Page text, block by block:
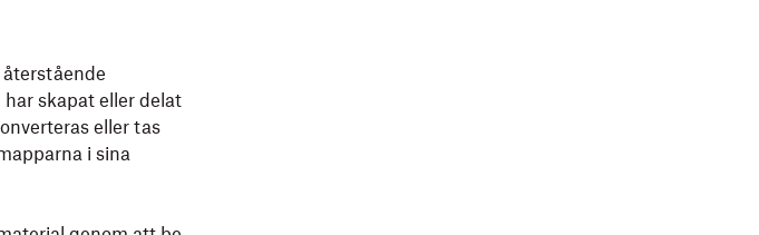
skapat eller delat
eller tas
i sina